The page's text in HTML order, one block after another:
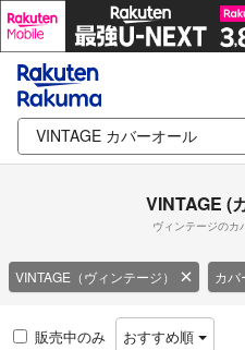
VINTAGE (
ヴィンテージのカ
VINTAGE（ヴィンテージ） カバ
販売中のみ おすすめ順